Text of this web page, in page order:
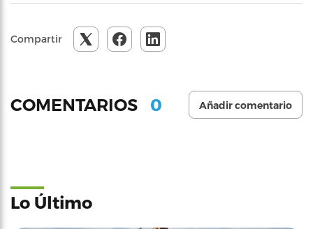
Compartir
COMENTARIOS 0 Añadir comentario
Lo Último